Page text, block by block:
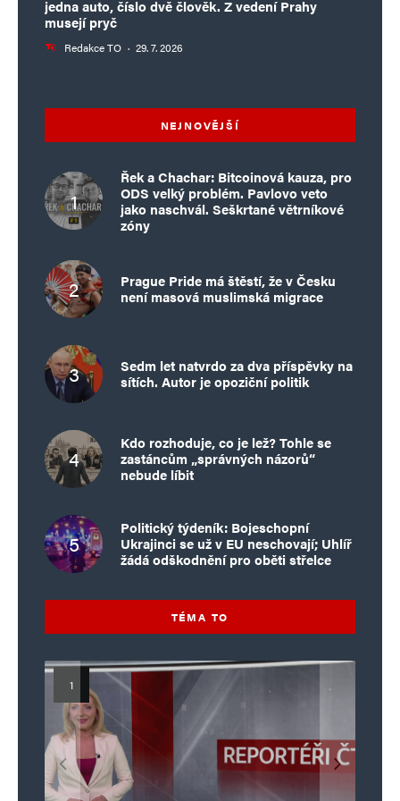
jedna auto, číslo dvě člověk. Z vedení Prahy
musejí pryč
Redakce TO · 29. 7. 2026
NEJNOVĚJŠÍ
Řek a Chachar: Bitcoinová kauza, pro
ODS velký problém. Pavlovo veto
jako naschvál. Seškrtané větrníkové
zóny
Prague Pride má štěstí, že v Česku
není masová muslimská migrace
Sedm let natvrdo za dva příspěvky na
sítích. Autor je opoziční politik
Kdo rozhoduje, co je lež? Tohle se
zastáncům „správných názorů“
nebude líbit
Politický týdeník: Bojeschopní
Ukrajinci se už v EU neschovají; Uhlíř
žádá odškodnění pro oběti střelce
TÉMA TO
Islamistický teror v EU, 6. díl:
Brutální poprava 85letého
katolického kněze Jacquese
Islamistický teror v EU, 5. díl:
Krvavé oslavy pádu Bastily
Mýty o Václavu Klausovi:
Pivo, jazz, hádky, loajalita
i humor. Jakl boří legendy
Vymíráme a politici lžou:
porodnost nezachrání
dotace, byty ani zkrácené
Pim Fortuyn: Muž, který se